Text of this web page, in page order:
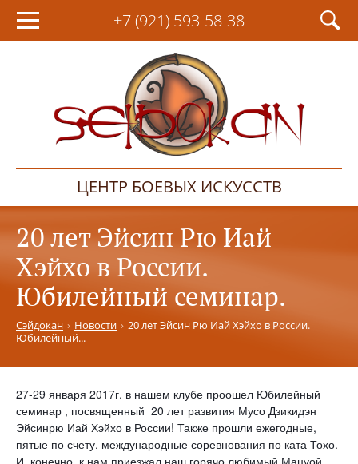
+7 (921) 593-58-38
ЦЕНТР БОЕВЫХ ИСКУССТВ
20 лет Эйсин Рю Иай
Хэйхо в России.
Юбилейный семинар.
Сэйдокан Новости
20 лет Эйсин Рю Иай Хэйхо в России.
Юбилейный...
27-29 января 2017г. в нашем клубе проошел Юбилейный
семинар , посвященный 20 лет развития Мусо Дзикидэн
Эйсинрю Иай Хэйхо в России! Также прошли ежегодные,
пятые по счету, международные соревнования по ката Тохо.